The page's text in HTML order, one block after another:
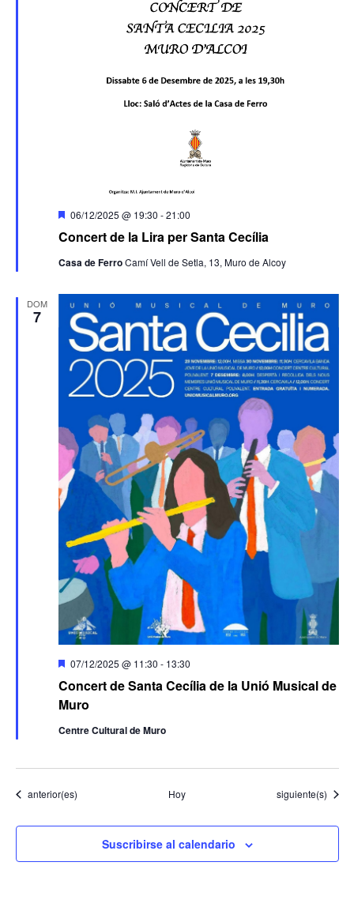
Concert de la Lira per Santa Cecília
Destacado
06/12/2025 @ 19:30 -21:00
Casa de FerroCamí Vell de Setla, 13, Muro de Alcoy
DOM
7
Concert de Santa Cecília de la Unió Musical de
Muro
Destacado
07/12/2025 @ 11:30 - 13:30
Centre Cultural de Muro
Eventos
anterior(es) Hoy Eventos
siguiente(s)
Suscribirse al calendario